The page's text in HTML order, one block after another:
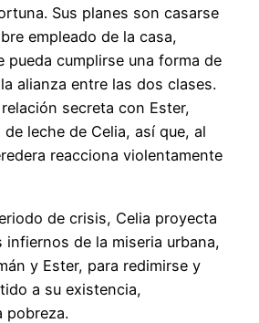
Sus planes son casarse
empleado de la casa,
pueda cumplirse una forma de
alianza entre las dos clases.
secreta con Ester,
leche de Celia, así que, al
reacciona violentamente
de crisis, Celia proyecta
infiernos de la miseria urbana,
y Ester, para redimirse y
a su existencia,
pobreza.